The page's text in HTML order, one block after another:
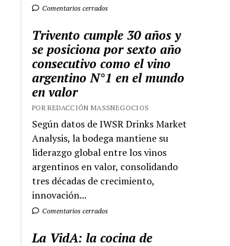
Comentarios cerrados
Trivento cumple 30 años y
se posiciona por sexto año
consecutivo como el vino
argentino N°1 en el mundo
en valor
POR REDACCIÓN MASSNEGOCIOS
Según datos de IWSR Drinks Market
Analysis, la bodega mantiene su
liderazgo global entre los vinos
argentinos en valor, consolidando
tres décadas de crecimiento,
innovación...
Comentarios cerrados
La VidA: la cocina de